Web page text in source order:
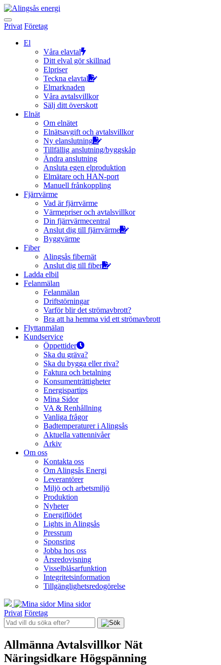
Hoppa
till
innehållet
Privat Företag
El
Våra elavtal
Ditt elval gör skillnad
Elpriser
Teckna elavtal
Elmarknaden
Våra avtalsvillkor
Sälj ditt överskott
Elnät
Om elnätet
Elnätsavgift och avtalsvillkor
Ny elanslutning
Tillfällig anslutning/byggskåp
Ändra anslutning
Ansluta egen elproduktion
Elmätare och HAN-port
Manuell frånkoppling
Fjärrvärme
Vad är fjärrvärme
Värmepriser och avtalsvillkor
Din fjärrvärmecentral
Anslut dig till fjärrvärme
Byggvärme
Fiber
Alingsås fibernät
Anslut dig till fiber
Ladda elbil
Felanmälan
Felanmälan
Driftstörningar
Varför blir det strömavbrott?
Bra att ha hemma vid ett strömavbrott
Flyttanmälan
Kundservice
Öppettider
Ska du gräva?
Ska du bygga eller riva?
Faktura och betalning
Konsumenträttigheter
Energispartips
Mina Sidor
VA & Renhållning
Vanliga frågor
Badtemperaturer i Alingsås
Aktuella vattennivåer
Arkiv
Om oss
Kontakta oss
Om Alingsås Energi
Leverantörer
Miljö och arbetsmiljö
Produktion
Nyheter
Energiflödet
Lights in Alingsås
Pressrum
Sponsring
Jobba hos oss
Årsredovisning
Visselblåsarfunktion
Integritetsinformation
Tillgänglighetsredogörelse
Mina sidor
Privat Företag
Allmänna Avtalsvillkor Nät
Näringsidkare Högspänning